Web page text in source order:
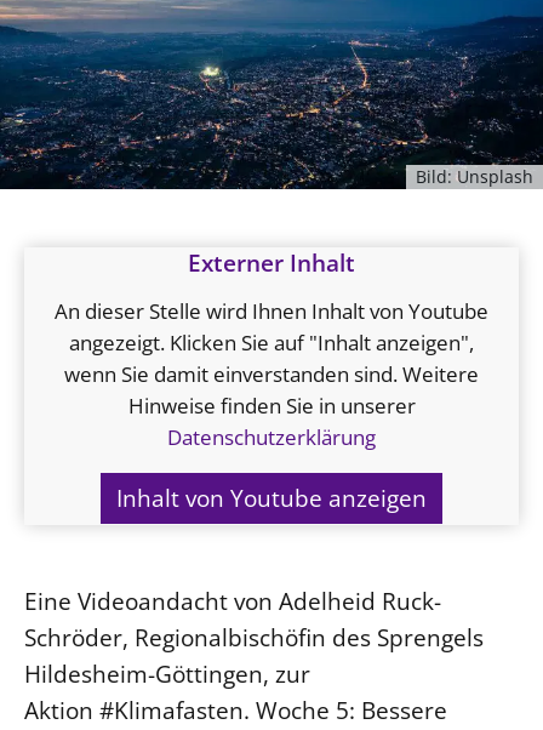
Bild: Unsplash
Externer Inhalt
An dieser Stelle wird Ihnen Inhalt von Youtube
angezeigt. Klicken Sie auf "Inhalt anzeigen",
wenn Sie damit einverstanden sind. Weitere
Hinweise finden Sie in unserer
Datenschutzerklärung
Inhalt von Youtube anzeigen
Eine Videoandacht von Adelheid Ruck-
Schröder, Regionalbischöfin des Sprengels
Hildesheim-Göttingen, zur
Aktion #Klimafasten. Woche 5: Bessere
Kirche und Finanzen
Personalausschuss
LANDESKIRCHENAMT
Willkommen
Abteilungen des Landeskirchenamts
Fachstelle Sexualisierte Gewalt
Beschwerdestellen
Kirchenämter
Gleichstellung
Datenschutz
Geschäftsstelle Landessynode
LANDESSYNODE
27. Landessynode
Kontakt
Hintergrund
Evangelische Kirche
Lutherische Kirche
Glaubensbekenntnis
Positionen
Ökumene
Gegen Gewalt
KLIMASCHUTZ
Nachhaltigkeit
Erneuerbare Energien
Impressum
Datenschutz
Kontakt
Barrierefreiheit
Presse
Service für Gemeinden